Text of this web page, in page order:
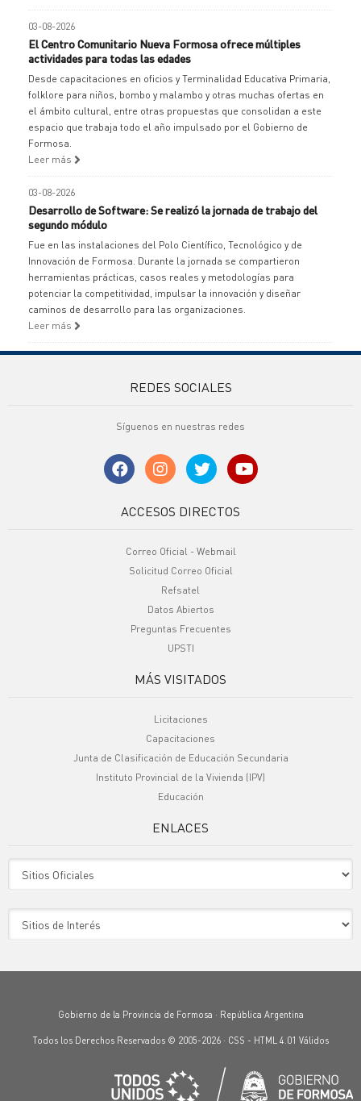
03-08-2026
El Centro Comunitario Nueva Formosa ofrece múltiples
actividades para todas las edades
Desde capacitaciones en oficios y Terminalidad Educativa Primaria,
folklore para niños, bombo y malambo y otras muchas ofertas en
el ámbito cultural, entre otras propuestas que consolidan a este
espacio que trabaja todo el año impulsado por el Gobierno de
Formosa.
Leer más
03-08-2026
Desarrollo de Software: Se realizó la jornada de trabajo del
segundo módulo
Fue en las instalaciones del Polo Científico, Tecnológico y de
Innovación de Formosa. Durante la jornada se compartieron
herramientas prácticas, casos reales y metodologías para
potenciar la competitividad, impulsar la innovación y diseñar
caminos de desarrollo para las organizaciones.
Leer más
REDES SOCIALES
Síguenos en nuestras redes
ACCESOS DIRECTOS
Correo Oficial - Webmail
Solicitud Correo Oficial
Refsatel
Datos Abiertos
Preguntas Frecuentes
UPSTI
MÁS VISITADOS
Licitaciones
Capacitaciones
Junta de Clasificación de Educación Secundaria
Instituto Provincial de la Vivienda (IPV)
Educación
ENLACES
Gobierno de la Provincia de Formosa · República Argentina
Todos los Derechos Reservados © 2005-2026 · CSS - HTML 4.01 Válidos